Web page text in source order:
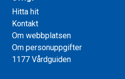
Hitta hit
Kontakt
Om webbplatsen
Om personuppgifter
1177 Vårdguiden